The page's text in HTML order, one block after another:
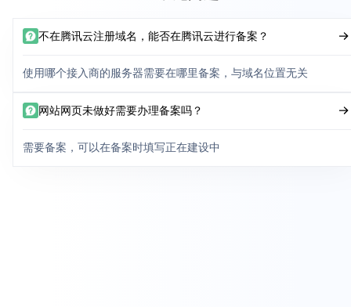
不在腾讯云注册域名，能否在腾讯云进行备案？
使用哪个接入商的服务器需要在哪里备案，与域名位置无关
网站网页未做好需要办理备案吗？
需要备案，可以在备案时填写正在建设中